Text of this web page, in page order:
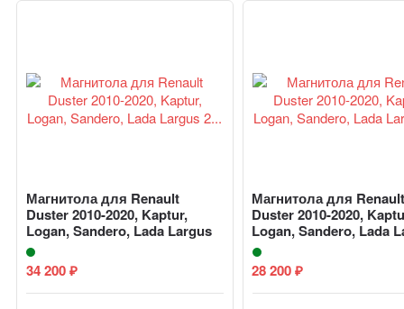
Магнитола для Renault
Duster 2010-2020, Kaptur,
Logan, Sandero, Lada Largus
2...
34 200₽
Магнитола для
Duster 2010-2020,
Logan, Sandero, Lada
2...
28 200₽